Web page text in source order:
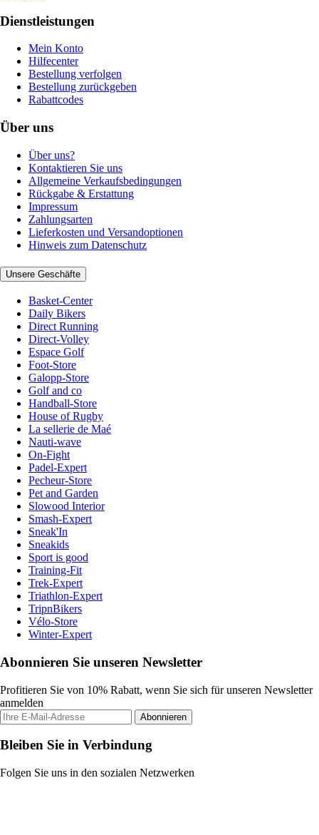
Dienstleistungen
Mein Konto
Hilfecenter
Bestellung verfolgen
Bestellung zurückgeben
Rabattcodes
Über uns
Über uns?
Kontaktieren Sie uns
Allgemeine Verkaufsbedingungen
Rückgabe & Erstattung
Impressum
Zahlungsarten
Lieferkosten und Versandoptionen
Hinweis zum Datenschutz
Unsere Geschäfte
Basket-Center
Daily Bikers
Direct Running
Direct-Volley
Espace Golf
Foot-Store
Galopp-Store
Golf and co
Handball-Store
House of Rugby
La sellerie de Maé
Nauti-wave
On-Fight
Padel-Expert
Pecheur-Store
Pet and Garden
Slowood Interior
Smash-Expert
Sneak'In
Sneakids
Sport is good
Training-Fit
Trek-Expert
Triathlon-Expert
TripnBikers
Vélo-Store
Winter-Expert
Abonnieren Sie unseren Newsletter
Profitieren Sie von 10% Rabatt, wenn Sie sich für unseren Newsletter
anmelden
Abonnieren
Bleiben Sie in Verbindung
Folgen Sie uns in den sozialen Netzwerken